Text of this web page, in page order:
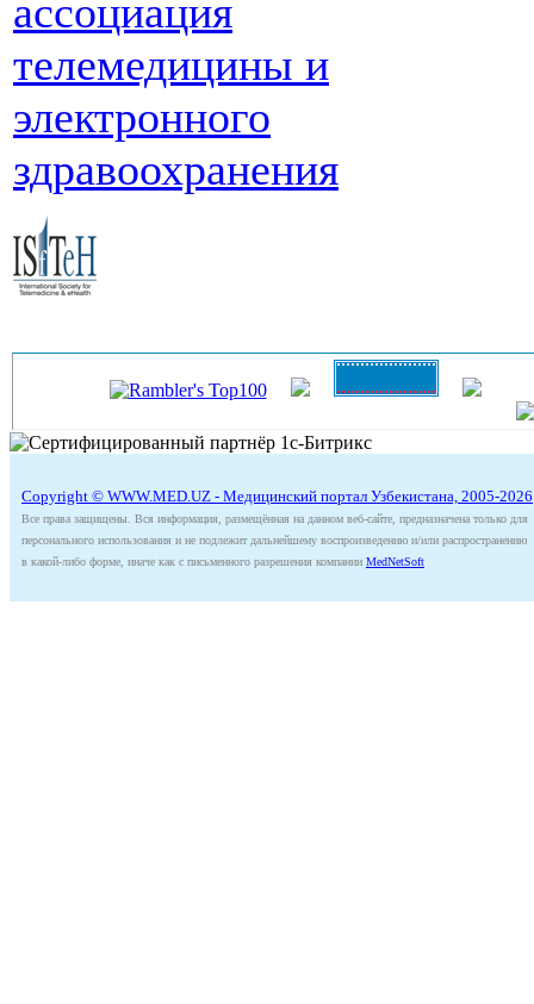
ассоциация
телемедицины и
электронного
здравоохранения
Copyright © WWW.MED.UZ - Медицинский портал Узбекистана, 2005-2026
Все права защищены. Вся информация, размещённая на данном веб-сайте, предназначена только для
персонального использования и не подлежит дальнейшему воспроизведению и/или распространению
в какой-либо форме, иначе как с письменного разрешения компании MedNetSoft